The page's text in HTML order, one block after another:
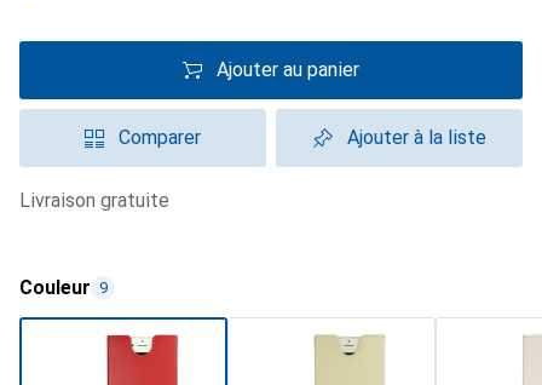
Ajouter au panier
Comparer Ajouter à la liste
livraison gratuite
Couleur 9